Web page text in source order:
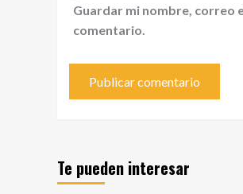
Guardar mi nombre, correo
comentario.
Te pueden interesar